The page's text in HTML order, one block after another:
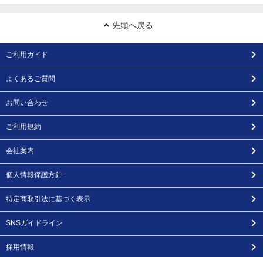
先頭へ戻る
ご利用ガイド
よくあるご質問
お問い合わせ
ご利用規約
会社案内
個人情報保護方針
特定商取引法に基づく表示
SNSガイドライン
採用情報